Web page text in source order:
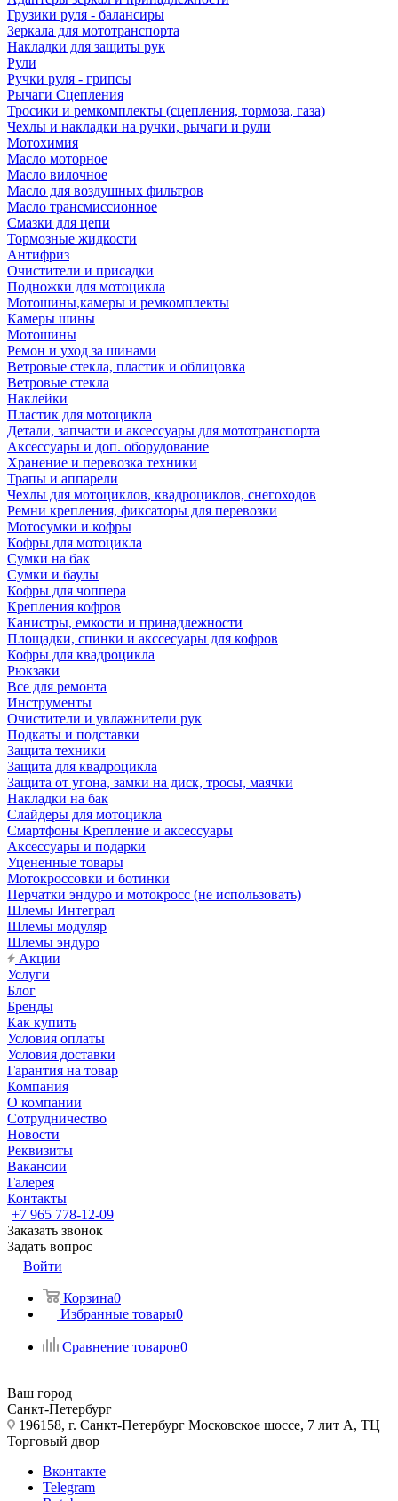
Грузики руля - балансиры
Зеркала для мототранспорта
Накладки для защиты рук
Рули
Ручки руля - грипсы
Рычаги Сцепления
Тросики и ремкомплекты (сцепления, тормоза, газа)
Чехлы и накладки на ручки, рычаги и рули
Мотохимия
Масло моторное
Масло вилочное
Масло для воздушных фильтров
Масло трансмиссионное
Смазки для цепи
Тормозные жидкости
Антифриз
Очистители и присадки
Подножки для мотоцикла
Мотошины,камеры и ремкомплекты
Камеры шины
Мотошины
Ремон и уход за шинами
Ветровые стекла, пластик и облицовка
Ветровые стекла
Наклейки
Пластик для мотоцикла
Детали, запчасти и аксессуары для мототранспорта
Аксессуары и доп. оборудование
Хранение и перевозка техники
Трапы и аппарели
Чехлы для мотоциклов, квадроциклов, снегоходов
Ремни крепления, фиксаторы для перевозки
Мотосумки и кофры
Кофры для мотоцикла
Сумки на бак
Сумки и баулы
Кофры для чоппера
Крепления кофров
Канистры, емкости и принадлежности
Площадки, спинки и акссесуары для кофров
Кофры для квадроцикла
Рюкзаки
Все для ремонта
Инструменты
Очистители и увлажнители рук
Подкаты и подставки
Защита техники
Защита для квадроцикла
Защита от угона, замки на диск, тросы, маячки
Накладки на бак
Слайдеры для мотоцикла
Смартфоны Крепление и аксессуары
Аксессуары и подарки
Уцененные товары
Мотокроссовки и ботинки
Перчатки эндуро и мотокросс (не использовать)
Шлемы Интеграл
Шлемы модуляр
Шлемы эндуро
Акции
Услуги
Блог
Бренды
Как купить
Условия оплаты
Условия доставки
Гарантия на товар
Компания
О компании
Сотрудничество
Новости
Реквизиты
Вакансии
Галерея
Контакты
+7 965 778-12-09
Заказать звонок
Задать вопрос
Войти
Корзина0
Избранные товары0
Сравнение товаров0
Ваш город
Санкт-Петербург
196158, г. Санкт-Петербург Московское шоссе, 7 лит А, ТЦ
Торговый двор
Вконтакте
Telegram